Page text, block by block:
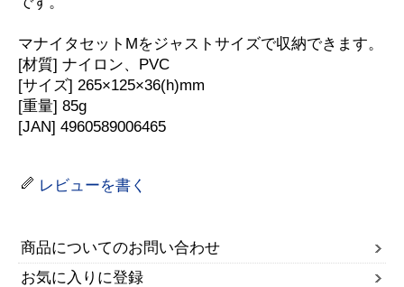
マナイタセットMをジャストサイズで収納できます。
[材質] ナイロン、PVC
[サイズ] 265×125×36(h)mm
[重量] 85g
[JAN] 4960589006465
レビューを書く
商品についてのお問い合わせ
お気に入りに登録